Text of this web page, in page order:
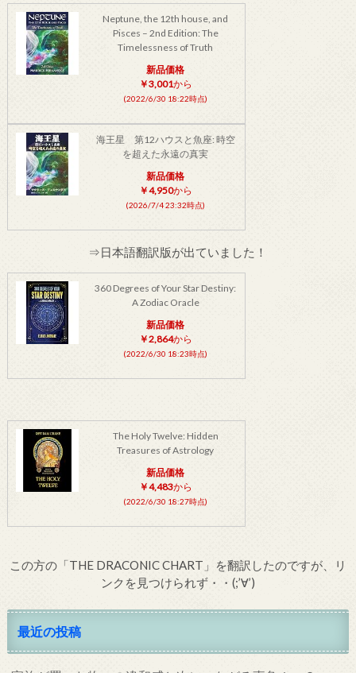
Neptune, the 12th house, and
Pisces – 2nd Edition: The
Timelessness of Truth
新品価格
￥3,001から
(2022/6/30 18:22時点)
海王星 第12ハウスと魚座: 時空
を超えた永遠の真実
新品価格
￥4,950から
(2026/7/4 23:32時点)
⇒日本語翻訳版が出ていました！
360 Degrees of Your Star Destiny:
A Zodiac Oracle
新品価格
￥2,864から
(2022/6/30 18:23時点)
The Holy Twelve: Hidden
Treasures of Astrology
新品価格
￥4,483から
(2022/6/30 18:27時点)
この方の「THE DRACONIC CHART」を翻訳したのですが、リ
ンクを見つけられず・・(;’∀’)
最近の投稿